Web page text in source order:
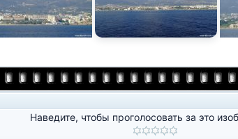
Наведите, чтобы проголосовать за это